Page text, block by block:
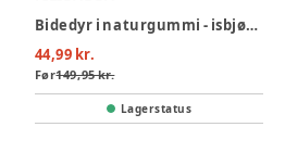
Bidedyr i naturgummi - isbjørnen polly
44,99 kr.
Før149,95 kr.
Lagerstatus